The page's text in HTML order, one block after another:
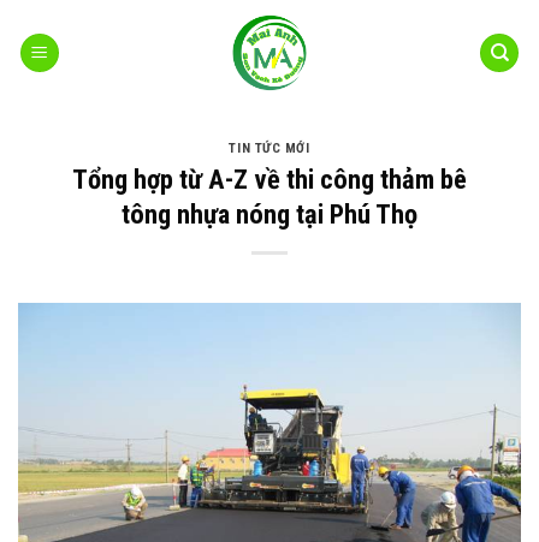
qua
TIN TỨC MỚI
Tổng hợp từ A-Z về thi công thảm bê
tông nhựa nóng tại Phú Thọ